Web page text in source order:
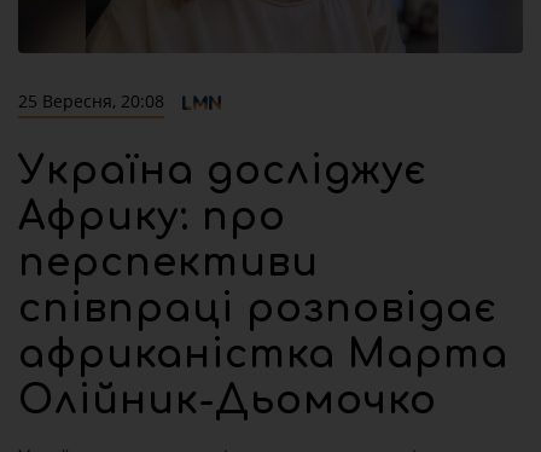
25 Вересня, 20:08
Україна досліджує
Африку: про
перспективи
співпраці розповідає
африканістка Марта
Олійник-Дьомочко